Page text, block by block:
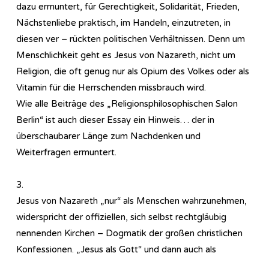
dazu ermuntert, für Gerechtigkeit, Solidarität, Frieden,
Nächstenliebe praktisch, im Handeln, einzutreten, in
diesen ver – rückten politischen Verhältnissen. Denn um
Menschlichkeit geht es Jesus von Nazareth, nicht um
Religion, die oft genug nur als Opium des Volkes oder als
Vitamin für die Herrschenden missbrauch wird.
Wie alle Beiträge des „Re­li­gi­ons­phi­lo­so­phi­sch­en Salon
Berlin“ ist auch dieser Essay ein Hinweis… der in
überschaubarer Länge zum Nachdenken und
Weiterfragen ermuntert.
3.
Jesus von Nazareth „nur“ als Menschen wahrzunehmen,
widerspricht der offiziellen, sich selbst rechtgläubig
nennenden Kirchen – Dogmatik der großen christlichen
Konfessionen. „Jesus als Gott“ und dann auch als